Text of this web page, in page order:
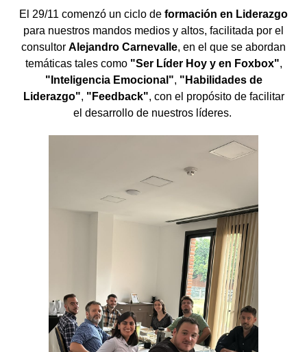
El 29/11 comenzó un ciclo de formación en Liderazgo
para nuestros mandos medios y altos, facilitada por el
consultor Alejandro Carnevalle, en el que se abordan
temáticas tales como "Ser Líder Hoy y en Foxbox",
"Inteligencia Emocional", "Habilidades de
Liderazgo", "Feedback", con el propósito de facilitar
el desarrollo de nuestros líderes.